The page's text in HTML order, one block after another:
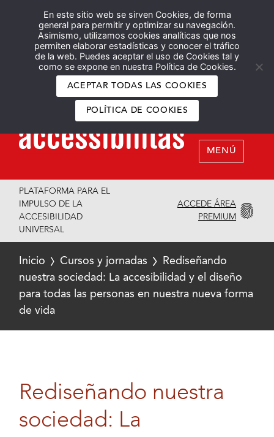
En este sitio web se sirven Cookies, de forma
general para permitir y optimizar su navegación.
Asimismo, utilizamos cookies analíticas que nos
permiten elaborar estadísticas y conocer el tráfico
de la web. Puedes aceptar el uso de Cookies tal y
como se expone en nuestra Política de Cookies.
ACEPTAR TODAS LAS COOKIES
POLÍTICA DE COOKIES
Español English
MENÚ
PLATAFORMA PARA EL
IMPULSO DE LA
ACCESIBILIDAD
UNIVERSAL
ACCEDE ÁREA
PREMIUM
Inicio Cursos y jornadas
Rediseñando
nuestra sociedad: La accesibilidad y el diseño
para todas las personas en nuestra nueva forma
de vida
Rediseñando nuestra
sociedad: La